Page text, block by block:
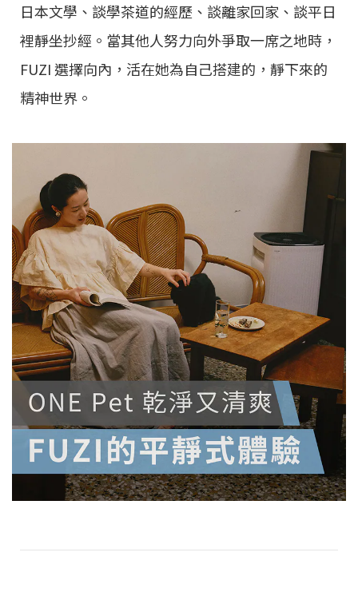
日本文學、談學茶道的經歷、談離家回家、談平日
裡靜坐抄經。當其他人努力向外爭取一席之地時，
FUZI 選擇向內，活在她為自己搭建的，靜下來的
精神世界。